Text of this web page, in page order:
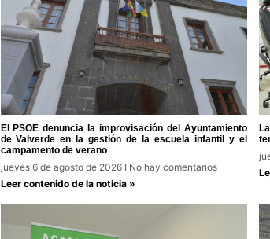
El PSOE denuncia la improvisación del Ayuntamiento
de Valverde en la gestión de la escuela infantil y el
campamento de verano
jueves 6 de agosto de 2026
No hay comentarios
Leer contenido de la noticia »